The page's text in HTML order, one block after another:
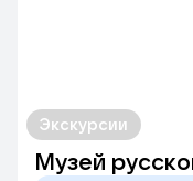
Экскурсии
Музей